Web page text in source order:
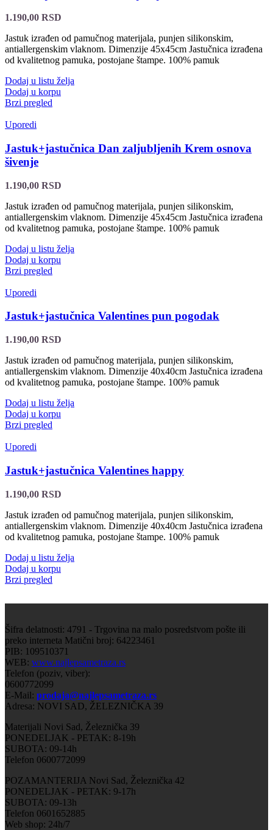
1.190,00 RSD
Jastuk izrađen od pamučnog materijala, punjen silikonskim,
antiallergenskim vlaknom. Dimenzije 45x45cm Jastučnica izrađena
od kvalitetnog pamuka, postojane štampe. 100% pamuk
Dodaj u listu želja
Dodaj u korpu
Brzi pregled
Uporedi
Jastuk+jastučnica Dan zaljubljenih Krem osnova
šivenje
1.190,00 RSD
Jastuk izrađen od pamučnog materijala, punjen silikonskim,
antiallergenskim vlaknom. Dimenzije 45x45cm Jastučnica izrađena
od kvalitetnog pamuka, postojane štampe. 100% pamuk
Dodaj u listu želja
Dodaj u korpu
Brzi pregled
Uporedi
Jastuk+jastučnica Valentines pun pogodak
1.190,00 RSD
Jastuk izrađen od pamučnog materijala, punjen silikonskim,
antiallergenskim vlaknom. Dimenzije 40x40cm Jastučnica izrađena
od kvalitetnog pamuka, postojane štampe. 100% pamuk
Dodaj u listu želja
Dodaj u korpu
Brzi pregled
Uporedi
Jastuk+jastučnica Valentines happy
1.190,00 RSD
Jastuk izrađen od pamučnog materijala, punjen silikonskim,
antiallergenskim vlaknom. Dimenzije 40x40cm Jastučnica izrađena
od kvalitetnog pamuka, postojane štampe. 100% pamuk
Dodaj u listu želja
Dodaj u korpu
Brzi pregled
Šifra delatnosti: 4791 - Trgovina na malo posredstvom pošte ili
preko interneta Matični broj: 64223461
PIB: 109510371
WEB: www.najlepsametraza.rs
Telefon (poziv, viber):
0600772099
E-Mail: prodaja@najlepsametraza.rs
Adresa: NOVI SAD, ŽELEZNIČKA 39
Materijali Novi Sad, Železnička 39
PONEDELJAK - PETAK: 8-19h
SUBOTA: 09-14h
Telefon 0600772099
POZAMANTERIJA Novi Sad, Železnička 42
PONEDELJAK - PETAK: 9-17h
SUBOTA: 09-13h
Telefon 0601652885
Web shop: 24h/7